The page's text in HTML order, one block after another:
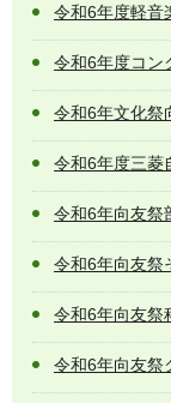
令和6年度軽音
令和6年度コン
令和6年文化祭
令和6年度三菱
令和6年向友祭
令和6年向友祭
令和6年向友祭
令和6年向友祭